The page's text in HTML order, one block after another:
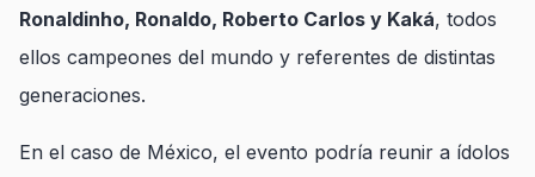
Ronaldinho, Ronaldo, Roberto Carlos y Kaká, todos
ellos campeones del mundo y referentes de distintas
generaciones.
En el caso de México, el evento podría reunir a ídolos